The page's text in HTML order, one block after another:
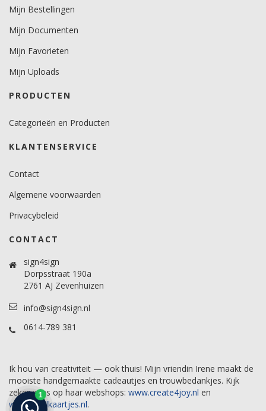
Minimale aanbrengstemperatuur (°C)
-40 tot +80.
Levensduurverwachting
Mijn Bestellingen
Mijn Documenten
Mijn Favorieten
Mijn Uploads
PRODUCTEN
Categorieën en Producten
KLANTENSERVICE
Contact
Algemene voorwaarden
Privacybeleid
CONTACT
sign4sign
Dorpsstraat 190a
2761 AJ Zevenhuizen
info@sign4sign.nl
0614-789 381
Ik hou van creativiteit — ook thuis! Mijn vriendin Irene maakt de
mooiste handgemaakte cadeautjes en trouwbedankjes. Kijk
zeker eens op haar webshops: www.create4joy.nl en
www.labelkaartjes.nl.